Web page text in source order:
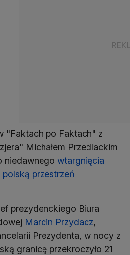
"Faktach po Faktach" z
Michałem Przedlackim
niedawnego wtargnięcia
przestrzeń
prezydenckiego Biura
Marcin Przydacz,
Prezydenta, w nocy z
granicę przekroczyło 21